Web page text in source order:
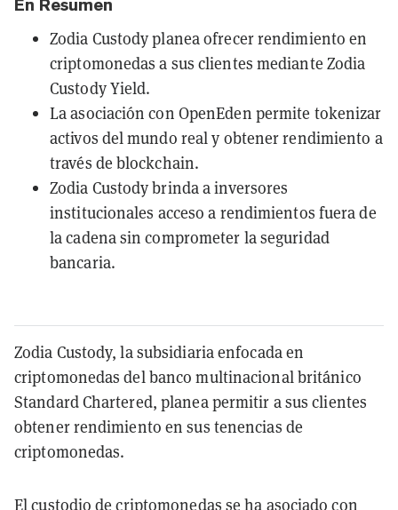
En Resumen
Zodia Custody planea ofrecer rendimiento en
criptomonedas a sus clientes mediante Zodia
Custody Yield.
La asociación con OpenEden permite tokenizar
activos del mundo real y obtener rendimiento a
través de blockchain.
Zodia Custody brinda a inversores
institucionales acceso a rendimientos fuera de
la cadena sin comprometer la seguridad
bancaria.
Zodia Custody, la subsidiaria enfocada en
criptomonedas del banco multinacional británico
Standard Chartered, planea permitir a sus clientes
obtener rendimiento en sus tenencias de
criptomonedas.
El custodio de criptomonedas se ha asociado con